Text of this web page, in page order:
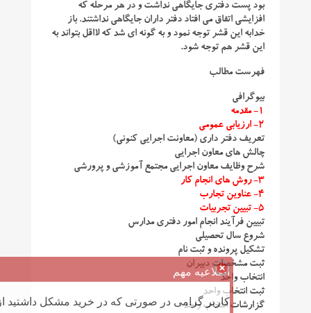
بود پست دفتری جایگاهی نداشت و در هر مرحله که
افزایشی اتفاق می افتاد دفتر داران جایگاهی نداشتند. باز
خدابه این قشر توجه نمود و به گونه ای شد که لااقل بتواند به
این قشر هم توجه شود.
فهرست مطالب
بیوگرافی
۱- مقدمه
۲- ارزیابی عمومی
تعریف دفتر داری (معاونت اجرایی کنونی)
چالش های معاون اجرایی
شرح وظایف معاون اجرایی مجتمع آموزشی و پرورشی
۳- روش های انجام کار
۴- عناوین تجارب
۵- تبیین تجربیات
تبیین فرآیند انجام امور دفتری مدارس
شروع سال تحصیلی
تشکیل پرونده و ثبت نام
ثبت مشخصات دبیران
انتخاب واحد
ثبت انتخاب واحد
گزارشات انتخاب واحد
اطلاعیه مهم
کاربر گرامی در صورتی که در خرید مشکل داشتید